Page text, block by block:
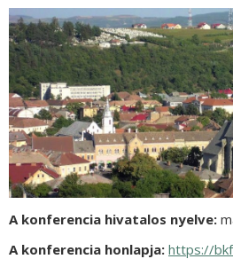
A konferencia hivatalos nyelve:
A konferencia honlapja: https://